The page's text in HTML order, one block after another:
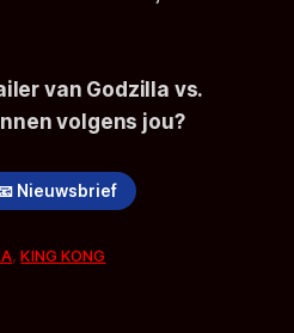
van Godzilla vs.
volgens jou?
Nieuwsbrief
,KING KONG